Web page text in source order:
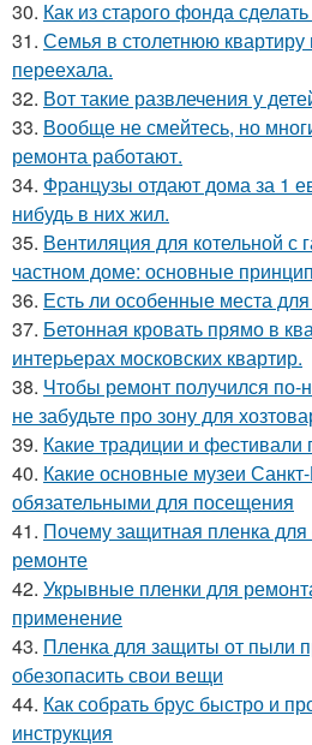
30. Как из старого фонда
31. Семья в столетнюю
переехала.
32. Вот такие развлечения у
33. Вообще не смейтесь, но
ремонта работают.
34. Французы отдают дома за 1
нибудь в них жил.
35. Вентиляция для котельной с
частном доме: основные
36. Есть ли особенные места
37. Бетонная кровать прямо в
интерьерах московских квартир.
38. Чтобы ремонт получился
не забудьте про зону для
39. Какие традиции и фестивали
40. Какие основные музеи
обязательными для посещения
41. Почему защитная пленка
ремонте
42. Укрывные пленки для
применение
43. Пленка для защиты от пыли
обезопасить свои вещи
44. Как собрать брус быстро и
инструкция